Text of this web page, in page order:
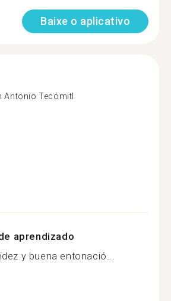
Baixe o aplicativo
Antonio Tecómitl
aprendizado
y buena entonació...